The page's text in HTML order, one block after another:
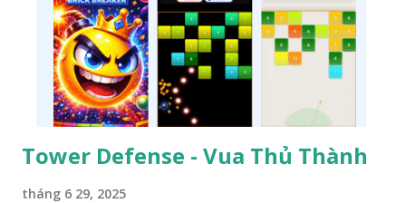
Tower Defense - Vua Thủ Thành
tháng 6 29, 2025